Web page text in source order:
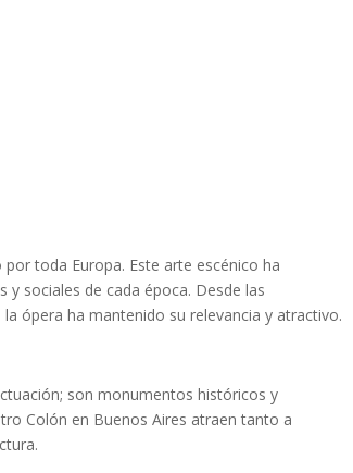
toda Europa. Este arte escénico ha
sociales de cada época. Desde las
ópera ha mantenido su relevancia y atractivo.
son monumentos históricos y
Colón en Buenos Aires atraen tanto a